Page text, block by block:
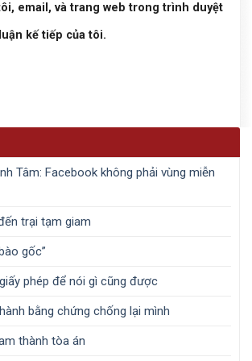
email, và trang web trong trình duyệt
kế tiếp của tôi.
Tâm: Facebook không phải vùng miễn
trại tạm giam
gốc”
phép để nói gì cũng được
bằng chứng chống lại mình
thành tòa án